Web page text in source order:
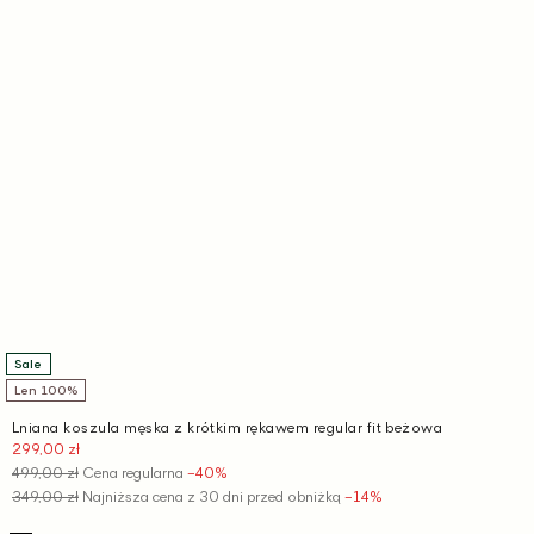
Sale
Len 100%
Lniana koszula męska z krótkim rękawem regular fit beżowa
Cena
promocyjna
299,00 zł
499,00 zł Cena regularna −40%
349,00 zł Najniższa cena z 30 dni przed obniżką −14%